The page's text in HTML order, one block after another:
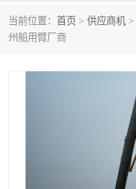
当前位置： 首页 > 供应商机 >
州船用臂厂商
陆用流体装卸臂
液氨鹤管